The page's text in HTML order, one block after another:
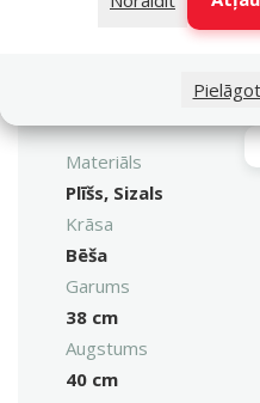
iesaka
kaķiem – Magic Cat
Materiāls
Plīšs, Sizals
Krāsa
Bēša
Garums
38 cm
Augstums
40 cm